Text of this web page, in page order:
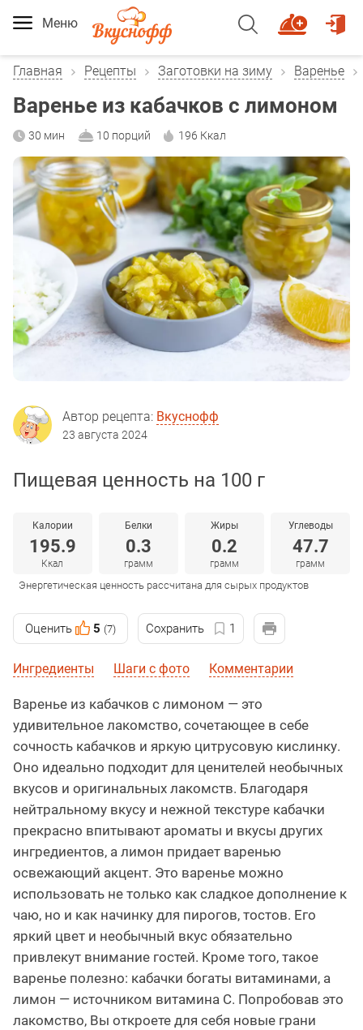
Меню
Главная Рецепты Заготовки на зиму Варенье
Варенье из кабачков с лимоном
30 мин 10 порций 196 Ккал
Автор рецепта: Вкуснофф
23 августа 2024
Пищевая ценность на 100 г
Калории
195.9
Ккал
Белки
0.3
грамм
Жиры
0.2
грамм
Углеводы
47.7
грамм
Энергетическая ценность рассчитана для сырых продуктов
Оценить 5 (7) Сохранить 1
Ингредиенты Шаги с фото Комментарии
Варенье из кабачков с лимоном — это
удивительное лакомство, сочетающее в себе
сочность кабачков и яркую цитрусовую кислинку.
Оно идеально подходит для ценителей необычных
вкусов и оригинальных лакомств. Благодаря
нейтральному вкусу и нежной текстуре кабачки
прекрасно впитывают ароматы и вкусы других
ингредиентов, а лимон придает варенью
освежающий акцент. Это варенье можно
использовать не только как сладкое дополнение к
чаю, но и как начинку для пирогов, тостов. Его
яркий цвет и необычный вкус обязательно
привлекут внимание гостей. Кроме того, такое
варенье полезно: кабачки богаты витаминами, а
лимон — источником витамина C. Попробовав это
лакомство, Вы откроете для себя новые грани